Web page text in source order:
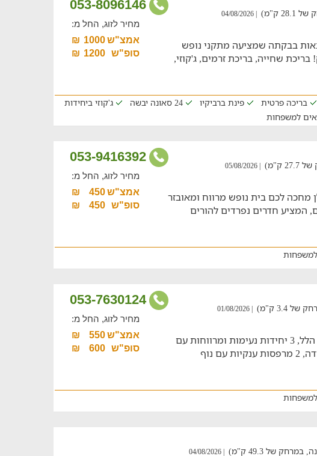
053-8096146
ק"מ) | 04/08/2026
בבקתה שמציעה מתקני נופש
שחייה, בריכת זרמים, ג'קוזי,
מחיר לזוג, החל מ:
אמצ"ש1000
₪
סופ"ש
1200
₪
בריכה פרטית פינת ברביקיו 24 סאונה יבשה
ג'קוזי ביחידות
למשפחות
053-9416392
ק"מ) | 05/08/2026
מחכה לכם בית נופש מרווח ומאובזר
עד 7 אורחים, המציע חדרים נפרדים להורים
מחיר לזוג, החל מ:
אמצ"ש450
₪
סופ"ש
450
₪
053-7630124
3.4 ק"מ) | 01/08/2026
צימר בגליל עליון, צימר בבית הלל, 3 יחידות נעימות ומרווחות עם
מתחם פרטי לחלוטין לכל יחידה, 2 מרפסות ענקיות עם נוף
מחיר לזוג, החל מ:
אמצ"ש550
₪
סופ"ש
600
₪
של 49.3 ק"מ) | 04/08/2026